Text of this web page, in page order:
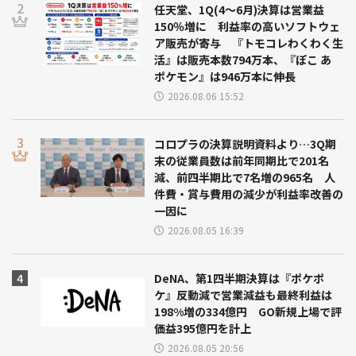
任天堂、1Q(4～6月)決算は営業益
150％増に 利益率の高いソフトウェ
ア販売が寄与 『トモコレわくわく生
活』は販売本数794万本、『ぽこ あ
ポケモン』は946万本に伸長
2026.08.06 15:52
コロプラの決算説明資料より…3Q期
末の従業員数は前年同期比で201名
減、前四半期比で7名増の965名 人
件費・賞与費用の減少が利益率改善の
一因に
2026.08.05 16:39
DeNA、第1四半期決算は『ポケポ
ケ』反動減で営業減益も最終利益は
198%増の334億円 GO新規上場で評
価益395億円を計上
2026.08.05 20:56